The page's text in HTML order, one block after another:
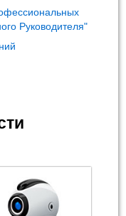
Руководителя"